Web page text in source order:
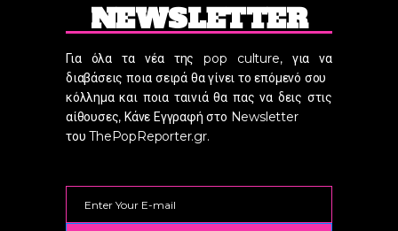
NEWSLETTER
Για όλα τα νέα της pop culture, για να
διαβάσεις ποια σειρά θα γίνει το επόμενό σου
κόλλημα και ποια ταινιά θα πας να δεις στις
αίθουσες, Κάνε Εγγραφή στο Newsletter
του ThePopReporter.gr.